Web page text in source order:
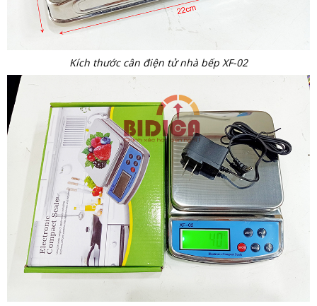
Kích thước cân điện tử nhà bếp XF-02